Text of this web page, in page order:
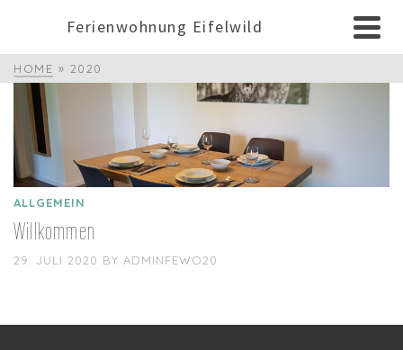
Ferienwohnung Eifelwild
HOME » 2020
ALLGEMEIN
Willkommen
29. JULI 2020 BY ADMINFEWO20